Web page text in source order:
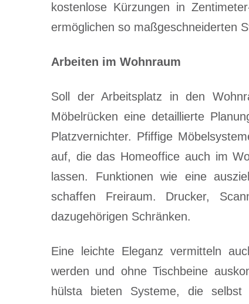
kostenlose Kürzungen in
ermöglichen so maßgeschneiderten
Arbeiten im Wohnraum
Soll der Arbeitsplatz in den
Möbelrücken eine detaillierte
Platzvernichter. Pfiffige
auf, die das Homeoffice auch im
lassen. Funktionen wie eine
schaffen Freiraum. Drucker,
dazugehörigen Schränken.
Eine leichte Eleganz vermitteln
werden und ohne Tischbeine
hülsta bieten Systeme, die